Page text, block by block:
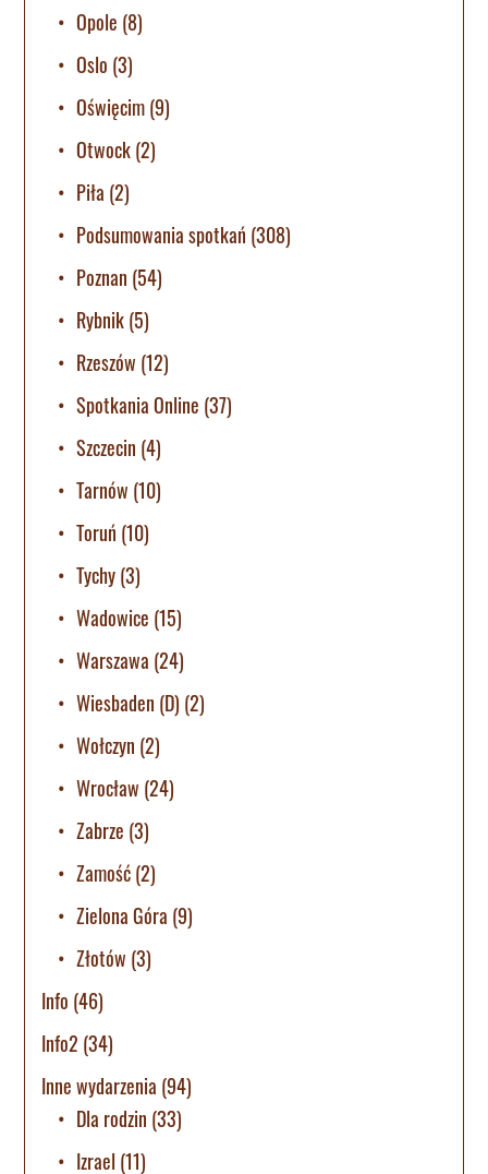
Opole (8)
Oslo (3)
Oświęcim(9)
Otwock(2)
Piła (2)
Podsumowania spotkań (308)
Poznan (54)
Rybnik(5)
Rzeszów (12)
Spotkania Online (37)
Szczecin (4)
Tarnów (10)
Toruń (10)
Tychy(3)
Wadowice (15)
Warszawa (24)
Wiesbaden (D) (2)
Wołczyn (2)
Wrocław (24)
Zabrze (3)
Zamość(2)
Zielona Góra (9)
Złotów (3)
Info (46)
Info2 (34)
Inne wydarzenia (94)
Dla rodzin (33)
Izrael (11)